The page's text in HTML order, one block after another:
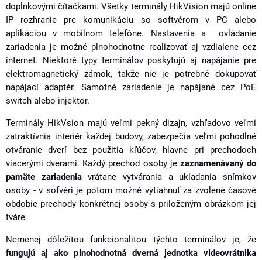
doplnkovými čítačkami. Všetky terminály HikVision majú online
IP rozhranie pre komunikáciu so softvérom v PC alebo
aplikáciou v mobilnom telefóne. Nastavenia a ovládanie
zariadenia je možné plnohodnotne realizovať aj vzdialene cez
internet. Niektoré typy terminálov poskytujú aj napájanie pre
elektromagnetický zámok, takže nie je potrebné dokupovať
napájací adaptér. Samotné zariadenie je napájané cez PoE
switch alebo injektor.
Terminály HikVsion majú veľmi pekný dizajn, vzhľadovo veľmi
zatraktívnia interiér každej budovy, zabezpečia veľmi pohodlné
otváranie dverí bez použitia kľúčov, hlavne pri prechodoch
viacerými dverami. Každý prechod osoby je zaznamenávaný do
pamäte zariadeniavrátane vytvárania a ukladania snímkov
osoby - v sofvéri je potom možné vytiahnuť za zvolené časové
obdobie prechody konkrétnej osoby s priloženým obrázkom jej
tváre.
Nemenej dôležitou funkcionalitou týchto terminálov je, že
fungujú aj ako plnohodnotná dverná jednotka videovrátnika